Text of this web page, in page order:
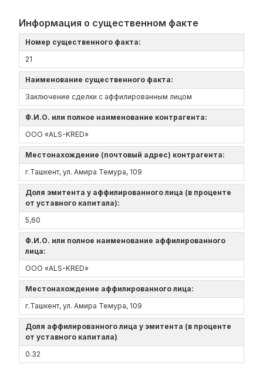
Информация о существенном факте
Номер существенного факта:
21
Наименование существенного факта:
Заключение сделки с аффилированным лицом
Ф.И.О. или полное наименование контрагента:
ООО «ALS-KRED»
Местонахождение (почтовый адрес) контрагента:
г.Ташкент, ул. Амира Темура, 109
Доля эмитента у аффилированного лица (в проценте
от уставного капитала):
5,60
Ф.И.О. или полное наименование аффилированного
лица:
ООО «ALS-KRED»
Местонахождение аффилированного лица:
г.Ташкент, ул. Амира Темура, 109
Доля аффилированного лица у эмитента (в проценте
от уставного капитала)
0.32